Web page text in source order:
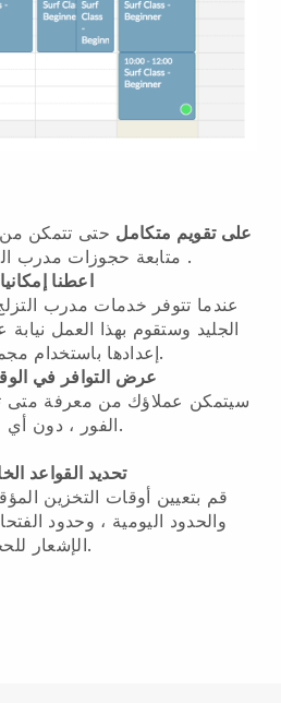
يحتوي نظام Blackbell على تقويم متكامل حتى تتمكن من
متابعة حجوزات مدرب .
اعطنا
الجليد وستقوم بهذا العمل نيابة
إعدادها باستخدام مجموعة بسيطة.
عرض التوافر في
سيتمكن عملاؤك من معرفة متى
الفور ، دون أي متاعب.
تحديد القواعد
قم بتعيين أوقات التخزين
والحدود اليومية ، وحدود
الإشعار للحجز.